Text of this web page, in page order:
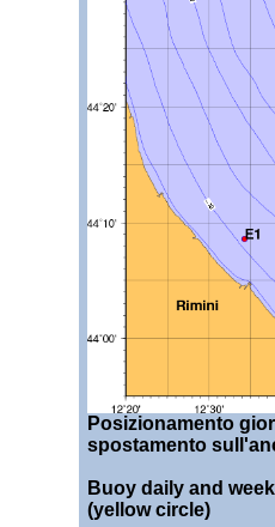
Posizionamento
spostamento
Buoy daily and
(yellow circle)